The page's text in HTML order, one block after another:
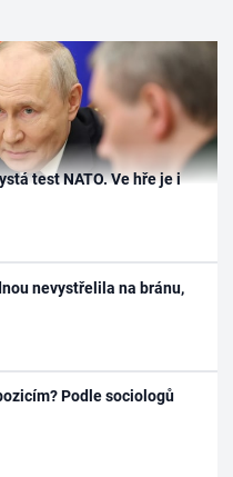
test NATO. Ve hře je i
nevystřelila na bránu,
Podle sociologů